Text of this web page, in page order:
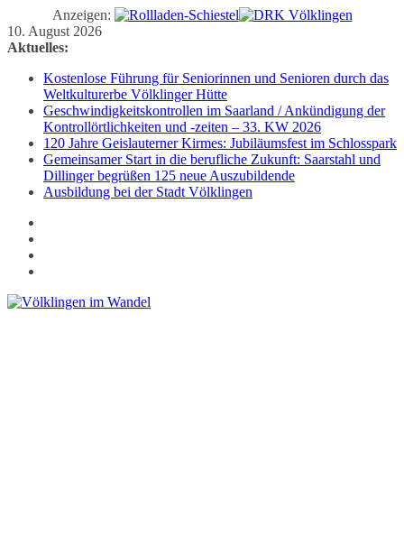
Anzeigen:
Zum
Inhalt
10. August 2026
Aktuelles:
Kostenlose Führung für Seniorinnen und Senioren durch das
Weltkulturerbe Völklinger Hütte
Geschwindigkeitskontrollen im Saarland / Ankündigung der
Kontrollörtlichkeiten und -zeiten – 33. KW 2026
120 Jahre Geislauterner Kirmes: Jubiläumsfest im Schlosspark
Gemeinsamer Start in die berufliche Zukunft: Saarstahl und
Dillinger begrüßen 125 neue Auszubildende
Ausbildung bei der Stadt Völklingen